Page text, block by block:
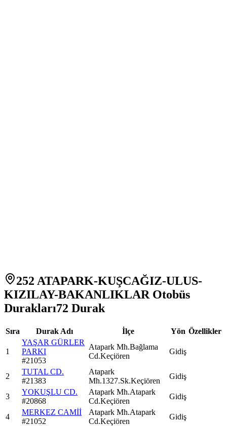
252 ATAPARK-KUŞCAĞIZ-ULUS-
KIZILAY-BAKANLIKLAR Otobüs
Durakları72 Durak
Sıra Durak Adı İlçe Yön Özellikler
1
YAŞAR GÜRLER
PARKI
#21053
Atapark Mh.Bağlama
Cd.Keçiören
Gidiş
2
TUTAL CD.
#21383
Atapark
Mh.1327.Sk.Keçiören
Gidiş
3
YOKUŞLU CD.
#20868
Atapark Mh.Atapark
Cd.Keçiören
Gidiş
4
MERKEZ CAMİİ
#21052
Atapark Mh.Atapark
Cd.Keçiören
Gidiş